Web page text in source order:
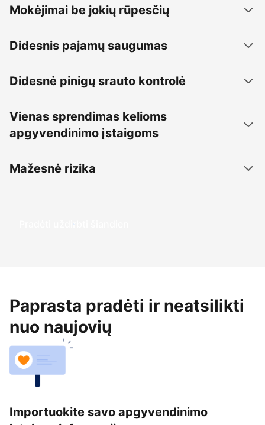
Mokėjimai be jokių rūpesčių
Didesnis pajamų saugumas
Didesnė pinigų srauto kontrolė
Vienas sprendimas kelioms
apgyvendinimo įstaigoms
Mažesnė rizika
Pradėti uždirbti šiandien
Paprasta pradėti ir neatsilikti
nuo naujovių
Importuokite savo apgyvendinimo